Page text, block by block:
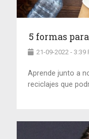
5 formas
21-09-2022 - 3:39
Aprende junto a
reciclajes que